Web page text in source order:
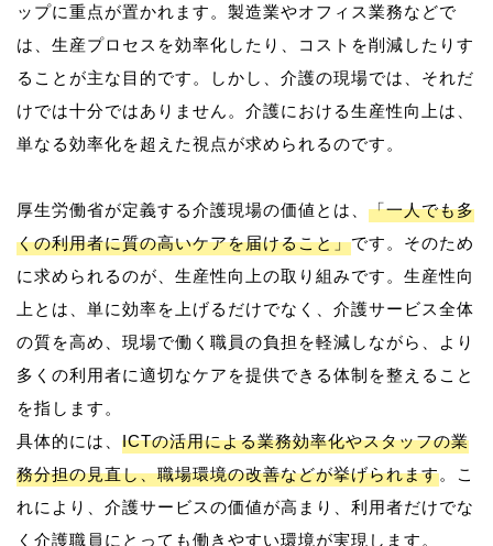
ップに重点が置かれます。製造業やオフィス業務などで
は、生産プロセスを効率化したり、コストを削減したりす
ることが主な目的です。しかし、介護の現場では、それだ
けでは十分ではありません。介護における生産性向上は、
単なる効率化を超えた視点が求められるのです。
厚生労働省が定義する介護現場の価値とは、 「一人でも多
くの利用者に質の高いケアを届けること」です。そのため
に求められるのが、生産性向上の取り組みです。生産性向
上とは、単に効率を上げるだけでなく、介護サービス全体
の質を高め、現場で働く職員の負担を軽減しながら、より
多くの利用者に適切なケアを提供できる体制を整えること
を指します。
具体的には、 ICTの活用による業務効率化やスタッフの業
務分担の見直し、職場環境の改善などが挙げられます。こ
れにより、介護サービスの価値が高まり、利用者だけでな
く介護職員にとっても働きやすい環境が実現します。